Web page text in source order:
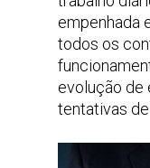
empenhada
todos os
evolução de
tentativas de